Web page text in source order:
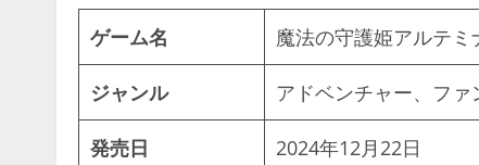
ゲーム名 魔法の守護姫アルテミ
ジャンル アドベンチャー、フ
発売日 2024年12月22日